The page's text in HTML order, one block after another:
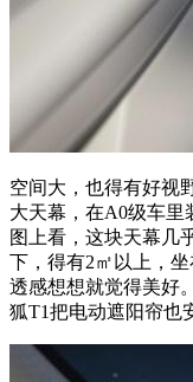
空间大，也得有好视
大天幕，在A0级车里
图上看，这块天幕几
下，得有2㎡以上，
透感想想就觉得美好
狐T1把电动遮阳帘也